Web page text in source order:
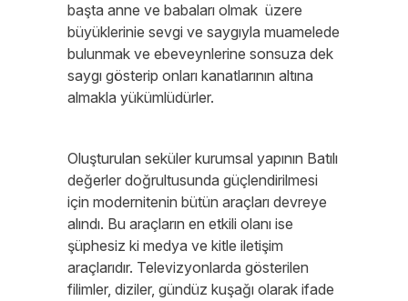
başta anne ve babaları olmak üzere
büyüklerinie sevgi ve saygıyla muamelede
bulunmak ve ebeveynlerine sonsuza dek
saygı gösterip onları kanatlarının altına
almakla yükümlüdürler.
Oluşturulan seküler kurumsal yapının Batılı
değerler doğrultusunda güçlendirilmesi
için modernitenin bütün araçları devreye
alındı. Bu araçların en etkili olanı ise
şüphesiz ki medya ve kitle iletişim
araçlarıdır. Televizyonlarda gösterilen
filimler, diziler, gündüz kuşağı olarak ifade